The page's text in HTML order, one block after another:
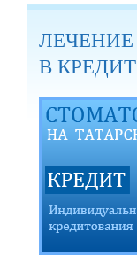
ЛЕЧЕНИЕ
В КРЕДИТ